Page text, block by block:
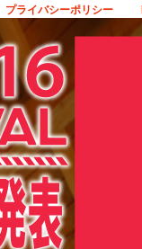
プライバシーポリシー